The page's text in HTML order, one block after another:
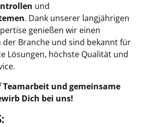
und
. Dank unserer langjährigen
genießen wir einen
der Branche und sind bekannt für
Lösungen, höchste Qualität und
und gemeinsame
Dich bei uns!